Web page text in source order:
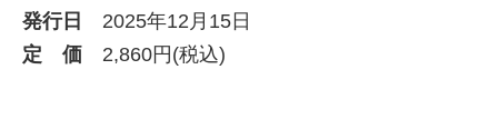
発行日
2025年12月15日
定 価 2,860円(税込)